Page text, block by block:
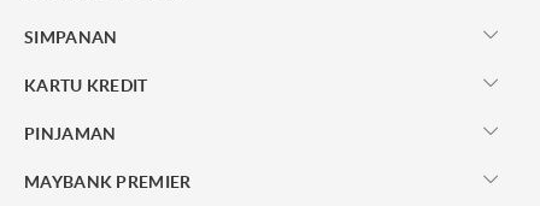
SIMPANAN
KARTU KREDIT
PINJAMAN
MAYBANK PREMIER